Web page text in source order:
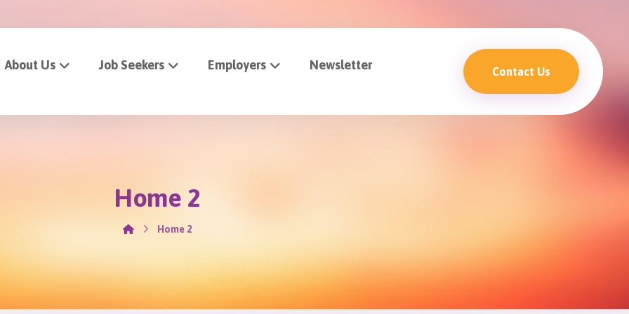
About Us Job Seekers Employers Newsletter Contact Us
Home 2
Home 2